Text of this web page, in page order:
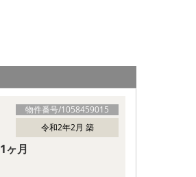
物件番号/1058459015
令和2年2月 築
1ヶ月